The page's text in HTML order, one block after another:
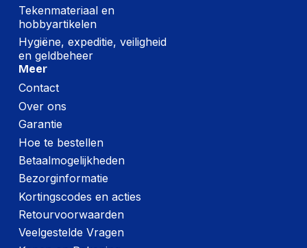
Tekenmateriaal en
hobbyartikelen
Hygiëne, expeditie, veiligheid
en geldbeheer
Meer
Contact
Over ons
Garantie
Hoe te bestellen
Betaalmogelijkheden
Bezorginformatie
Kortingscodes en acties
Retourvoorwaarden
Veelgestelde Vragen